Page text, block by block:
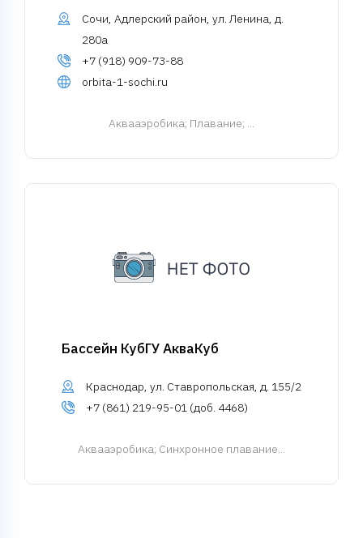
Сочи, Адлерский район, ул. Ленина, д.
280а
+7 (918) 909-73-88
orbita-1-sochi.ru
Аквааэробика; Плавание; ...
Бассейн КубГУ АкваКуб
Краснодар, ул. Ставропольская, д. 155/2
+7 (861) 219-95-01 (доб. 4468)
Аквааэробика; Синхронное плавание...